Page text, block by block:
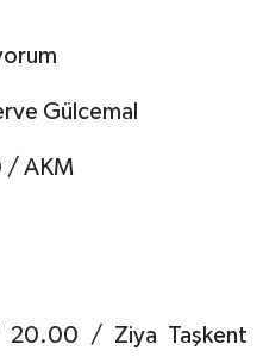
Gülcemal
/ AKM
20.00 / Ziya Taşkent